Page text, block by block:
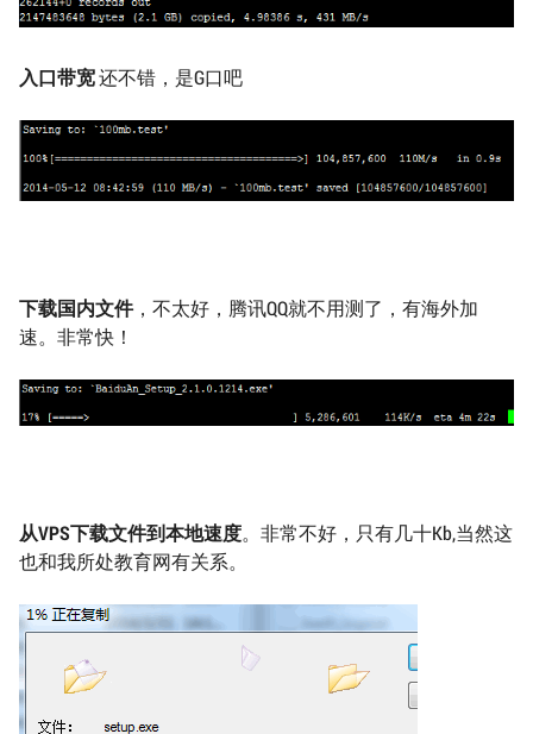
入口带宽还不错，是G口吧
下载国内文件，不太好，腾讯QQ就不用测了，有海外加
速。非常快！
从VPS下载文件到本地速度。非常不好，只有几十Kb,当然这
也和我所处教育网有关系。